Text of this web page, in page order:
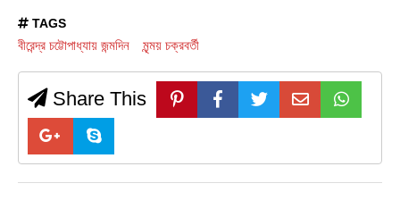
TAGS
বীরেন্দ্র চট্টোপাধ্যায় জন্মদিন মৃন্ময় চক্রবর্তী
Share This